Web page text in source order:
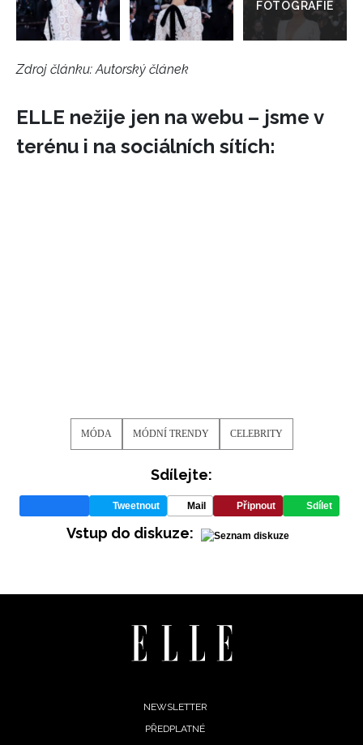
Zdroj článku: Autorský článek
ELLE nežije jen na webu – jsme v
terénu i na sociálních sítích:
MÓDA MÓDNÍ TRENDY CELEBRITY
Sdílejte:
Tweetnout Mail Připnout Sdílet
Vstup do diskuze:
NEWSLETTER
PŘEDPLATNÉ